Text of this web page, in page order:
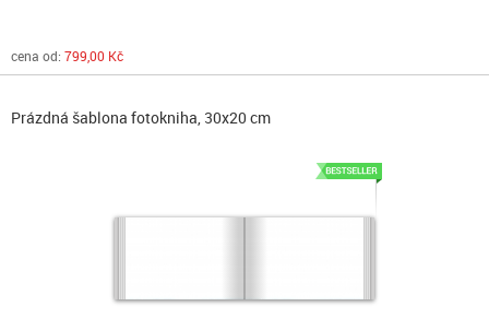
cena od: 799,00 Kč
Prázdná šablona fotokniha, 30x20 cm